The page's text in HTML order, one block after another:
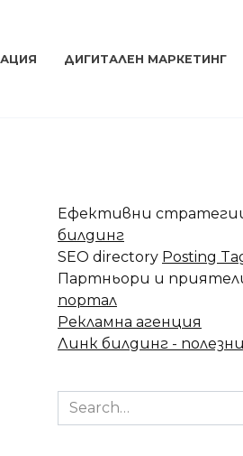
ДИГИТАЛЕН МАРКЕТИНГ
Ефективни
билдинг
SEO directory Posting
Партньори и
портал
Рекламна агенция
Линк билдинг -
Search
for: